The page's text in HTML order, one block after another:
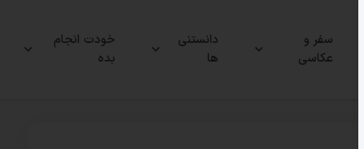
سفر و
عکاسی
دانستنی
ها
خودت انجام
بده